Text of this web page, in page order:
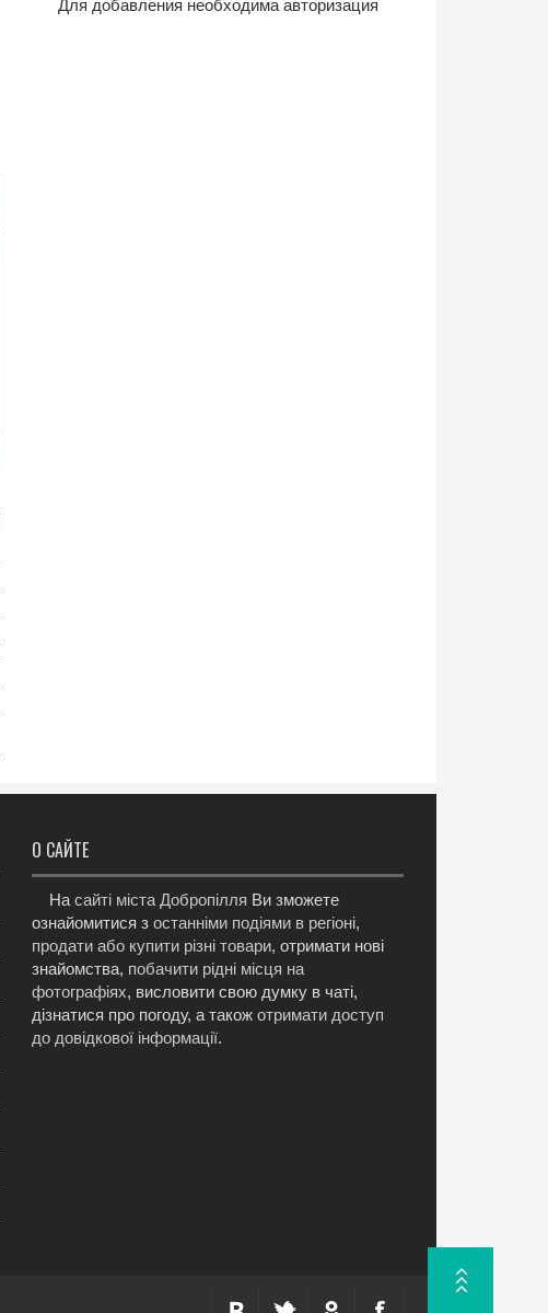
Для добавления необходима авторизация
О САЙТЕ
На сайті міста Добропілля Ви зможете
ознайомитися з останніми подіями в регіоні,
продати або купити різні товари, отримати нові
знайомства, побачити рідні місця на
фотографіях, висловити свою думку в чаті,
дізнатися про погоду, а також отримати доступ
до довідкової інформації.